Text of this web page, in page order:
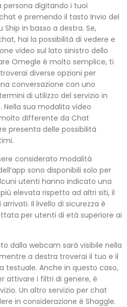
persona digitando i tuoi
e premendo il tasto Invio del
in basso a destra. Se,
hai la possibilità di vedere e
video sul lato sinistro dello
Omegle è molto semplice, ti
diverse opzioni per
conversazione con uno
di utilizzo del servizio in
Nella sua modalita video
differente da Chat
presenta delle possibilità
considerato modalità
sono disponibili solo per
utenti hanno indicato una
elevata rispetto ad altri siti, il
Il livello di sicurezza è
per utenti di età superiore ai
dalla webcam sarà visibile nella
a destra troverai il tuo e il
testuale. Anche in questo caso,
attivare i filtri di genere, è
Un altro servizio per chat
in considerazione è Shaggle.